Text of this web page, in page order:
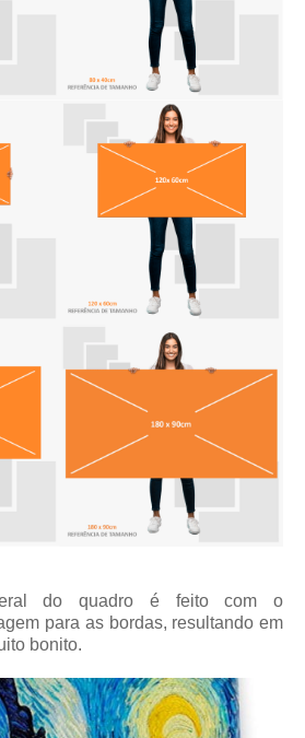
do quadro é feito com o
para as bordas, resultando em
bonito.